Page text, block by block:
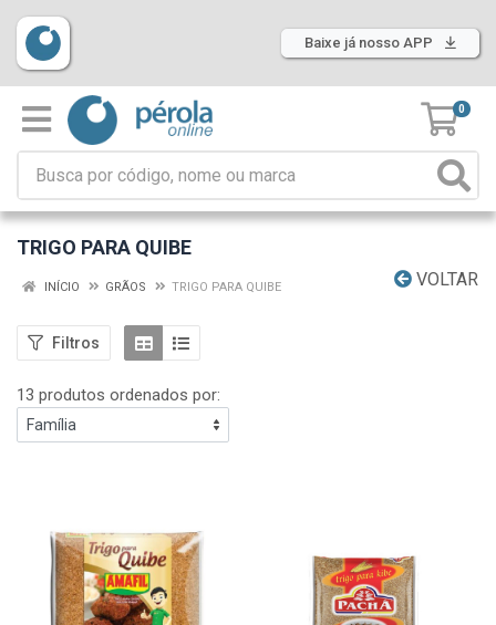
Baixe já nosso APP
0
TRIGO PARA QUIBE
VOLTAR
INÍCIO GRÃOS TRIGO PARA QUIBE
Filtros
13 produtos ordenados por: